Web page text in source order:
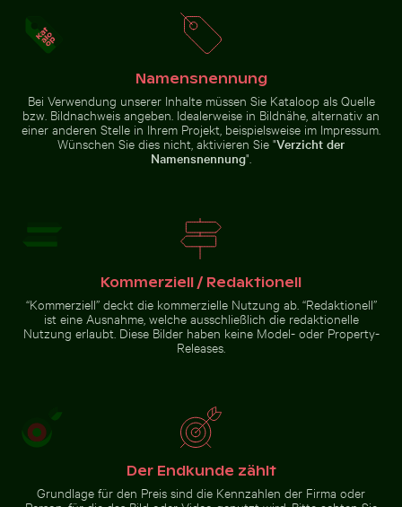
Felsklippe
Mann auf Motorrad an belebter Kreuzung in
Prächtige Fassade des Wat Kanan Tempels in Phuket
Prächtige Fassade des Wat Kanan
Strandliegen und
Strandliegen und
Sonnenschirme am Sandstrand
Ruhiger Tropenstrand mit klarem blauem Wasser
klarem blauem Wasser
Verbranntes Streichholz mit
Budget-Text
Zur Stock-Kollektion
Namensnennung
Bei Verwendung unserer Inhalte müssen Sie Kataloop als Quelle
bzw. Bildnachweis angeben. Idealerweise in Bildnähe, alternativ an
einer anderen Stelle in Ihrem Projekt, beispielsweise im Impressum.
Wünschen Sie dies nicht, aktivieren Sie "Verzicht der
Namensnennung".
Kommerziell / Redaktionell
“Kommerziell” deckt die kommerzielle Nutzung ab. “Redaktionell”
ist eine Ausnahme, welche ausschließlich die redaktionelle
Nutzung erlaubt. Diese Bilder haben keine Model- oder Property-
Releases.
Der Endkunde zählt
Grundlage für den Preis sind die Kennzahlen der Firma oder